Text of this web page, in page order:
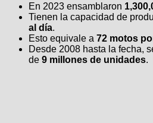
En 2023 ensamblaron
Tienen la capacidad de
al día.
Esto equivale a 72 motos
Desde 2008 hasta la fecha,
de 9 millones de unidades.